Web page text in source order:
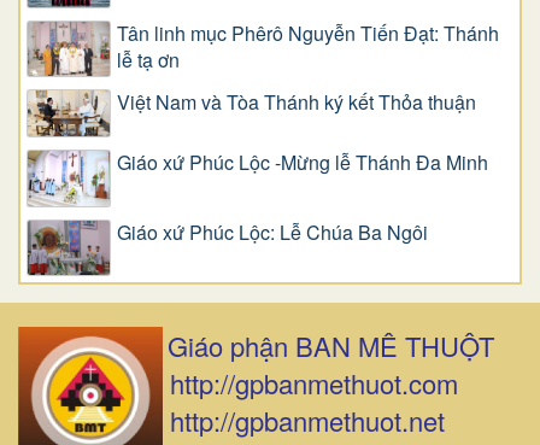
Tân linh mục Phêrô Nguyễn Tiến Đạt: Thánh
lễ tạ ơn
Việt Nam và Tòa Thánh ký kết Thỏa thuận
Giáo xứ Phúc Lộc -Mừng lễ Thánh Đa Minh
Giáo xứ Phúc Lộc: Lễ Chúa Ba Ngôi
Giáo phận BAN MÊ THUỘT
http://gpbanmethuot.com
http://gpbanmethuot.net